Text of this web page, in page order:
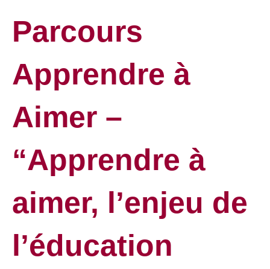
Parcours
Apprendre à
Aimer –
“Apprendre à
aimer, l’enjeu de
l’éducation